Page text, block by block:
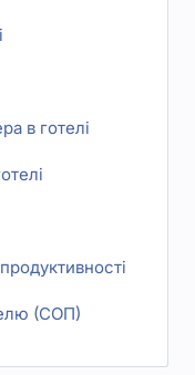
в готелі
(СОП)